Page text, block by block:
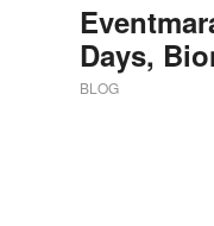
Days,
BLOG